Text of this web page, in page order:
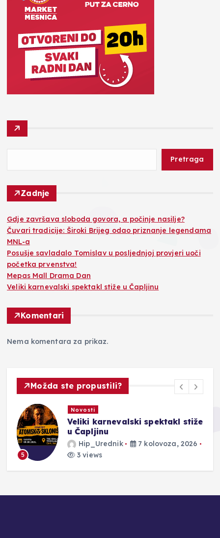
Pretraga
Zadnje
Gdje završava sloboda govora, a počinje nasilje?
Čuvari tradicije: Široki Brijeg odao priznanje legendama
MNL-a
Posušje savladalo Tomislav u posljednjoj provjeri uoči
početka prvenstva!
Mepas Mall Drama Dan
Veliki karnevalski spektakl stiže u Čapljinu
Komentari
Nema komentara za prikaz.
Možda ste propustili?
5
Novosti
Veliki karnevalski spektakl stiže
u Čapljinu
Hip_Urednik
7 kolovoza, 2026
3 views